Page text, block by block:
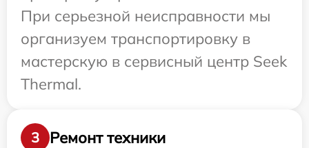
При серьезной неисправности мы
организуем транспортировку в
мастерскую в сервисный центр Seek
Thermal.
3
Ремонт техники